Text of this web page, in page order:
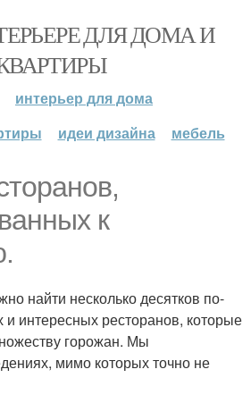
ДЛЯ ДОМА И
интерьер для дома
идеи дизайна мебель
к
найти несколько десятков по-
интересных ресторанов, которые
горожан. Мы
мимо которых точно не